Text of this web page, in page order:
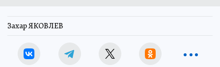
Захар ЯКОВЛЕВ